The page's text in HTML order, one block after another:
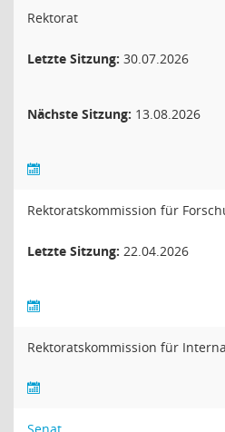
Rektorat
Letzte Sitzung: 30.07.2026
Nächste Sitzung: 13.08.2026
Rektoratskommission für
Letzte Sitzung: 22.04.2026
Rektoratskommission für